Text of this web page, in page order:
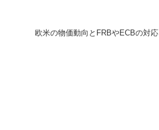
欧米の物価動向とFRBやECBの対応